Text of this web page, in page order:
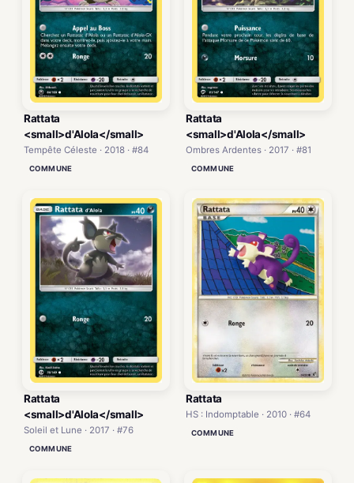
Rattata
<small>d'Alola</small>
Tempête Céleste · 2018 · #84
COMMUNE
Rattata
<small>d'Alola</small>
Ombres Ardentes · 2017 · #81
COMMUNE
Rattata
<small>d'Alola</small>
Soleil et Lune · 2017 · #76
COMMUNE
Rattata
HS : Indomptable · 2010 · #64
COMMUNE